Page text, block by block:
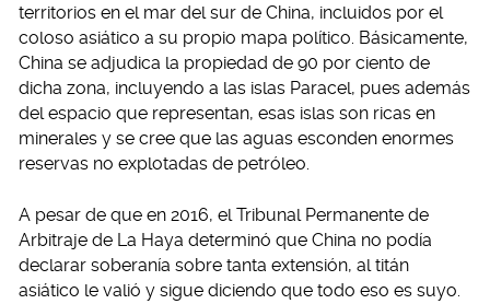
territorios en el mar del sur de China, incluidos por el
coloso asiático a su propio mapa político. Básicamente,
China se adjudica la propiedad de 90 por ciento de
dicha zona, incluyendo a las islas Paracel, pues además
del espacio que representan, esas islas son ricas en
minerales y se cree que las aguas esconden enormes
reservas no explotadas de petróleo.
A pesar de que en 2016, el Tribunal Permanente de
Arbitraje de La Haya determinó que China no podía
declarar soberanía sobre tanta extensión, al titán
asiático le valió y sigue diciendo que todo eso es suyo.